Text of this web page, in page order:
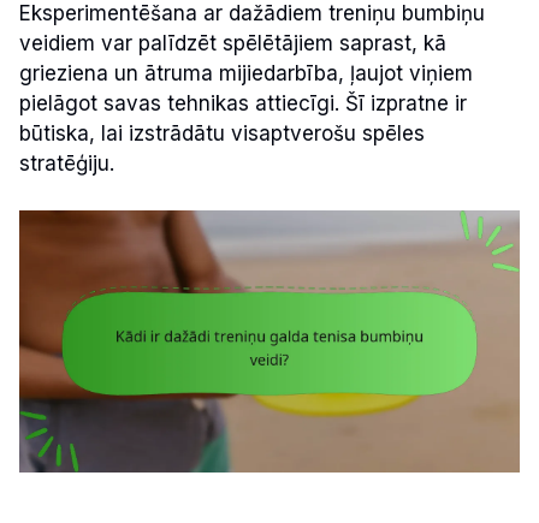
Eksperimentēšana ar dažādiem treniņu bumbiņu
veidiem var palīdzēt spēlētājiem saprast, kā
grieziena un ātruma mijiedarbība, ļaujot viņiem
pielāgot savas tehnikas attiecīgi. Šī izpratne ir
būtiska, lai izstrādātu visaptverošu spēles
stratēģiju.